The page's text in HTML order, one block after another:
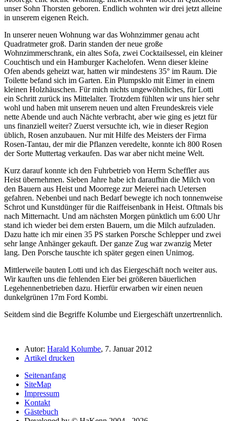
unser Sohn Thorsten geboren. Endlich wohnten wir drei jetzt alleine
in unserem eigenen Reich.
In unserer neuen Wohnung war das Wohnzimmer genau acht
Quadratmeter groß. Darin standen der neue große
Wohnzimmerschrank, ein altes Sofa, zwei Cocktailsessel, ein kleiner
Couchtisch und ein Hamburger Kachelofen. Wenn dieser kleine
Ofen abends geheizt war, hatten wir mindestens 35° im Raum. Die
Toilette befand sich im Garten. Ein Plumpsklo mit Eimer in einem
kleinen Holzhäuschen. Für mich nichts ungewöhnliches, für Lotti
ein Schritt zurück ins Mittelalter. Trotzdem fühlten wir uns hier sehr
wohl und haben mit unserem neuen und alten Freundeskreis viele
nette Abende und auch Nächte verbracht, aber wie ging es jetzt für
uns finanziell weiter? Zuerst versuchte ich, wie in dieser Region
üblich, Rosen anzubauen. Nur mit Hilfe des Meisters der Firma
Rosen-Tantau, der mir die Pflanzen veredelte, konnte ich 800 Rosen
der Sorte Muttertag verkaufen. Das war aber nicht meine Welt.
Kurz darauf konnte ich den Fuhrbetrieb von Herrn Scheffler aus
Heist übernehmen. Sieben Jahre habe ich daraufhin die Milch von
den Bauern aus Heist und Moorrege zur Meierei nach Uetersen
gefahren. Nebenbei und nach Bedarf bewegte ich noch tonnenweise
Schrot und Kunstdünger für die Raiffeisenbank in Heist. Oftmals bis
nach Mitternacht. Und am nächsten Morgen pünktlich um 6:00 Uhr
stand ich wieder bei dem ersten Bauern, um die Milch aufzuladen.
Dazu hatte ich mir einen 35 PS starken Porsche Schlepper und zwei
sehr lange Anhänger gekauft. Der ganze Zug war zwanzig Meter
lang. Den Porsche tauschte ich später gegen einen Unimog.
Mittlerweile bauten Lotti und ich das Eiergeschäft noch weiter aus.
Wir kauften uns die fehlenden Eier bei größeren bäuerlichen
Legehennenbetrieben dazu. Hierfür erwarben wir einen neuen
dunkelgrünen 17m Ford Kombi.
Seitdem sind die Begriffe Kolumbe und Eiergeschäft unzertrennlich.
Autor: Harald Kolumbe, 7. Januar 2012
Artikel drucken
Seitenanfang
SiteMap
Impressum
Kontakt
Gästebuch